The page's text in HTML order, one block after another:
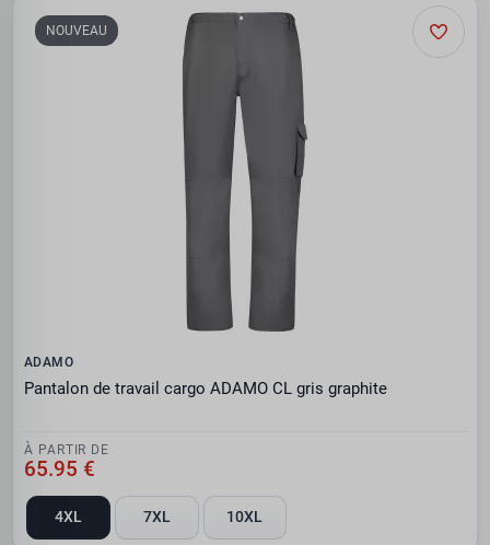
NOUVEAU
ADAMO
Pantalon de travail cargo ADAMO CL gris graphite
À PARTIR DE
65.95 €
4XL 7XL 10XL